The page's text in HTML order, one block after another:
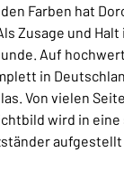
Farben hat
Zusage und
Auf
in
Von vielen
wird in
aufgestellt